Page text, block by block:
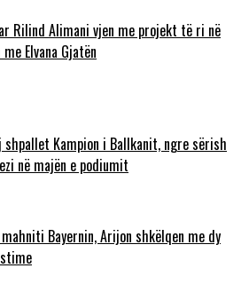
Rilind Alimani vjen me projekt të ri në
Elvana Gjatën
Kampion i Ballkanit, ngre sërish
në majën e podiumit
Bayernin, Arijon shkëlqen me dy